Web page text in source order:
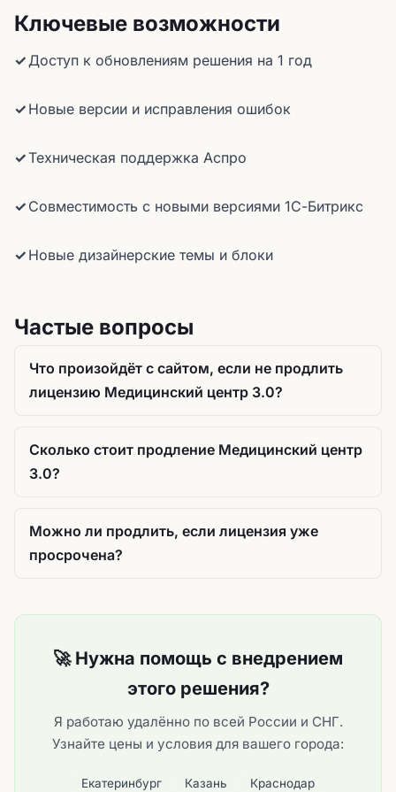
Ключевые возможности
Доступ к обновлениям решения на 1 год
Новые версии и исправления ошибок
Техническая поддержка Аспро
Совместимость с новыми версиями 1С-Битрикс
Новые дизайнерские темы и блоки
Частые вопросы
Что произойдёт с сайтом, если не продлить
лицензию Медицинский центр 3.0?
Сколько стоит продление Медицинский центр
3.0?
Можно ли продлить, если лицензия уже
просрочена?
🚀 Нужна помощь с внедрением
этого решения?
Я работаю удалённо по всей России и СНГ.
Узнайте цены и условия для вашего города:
Екатеринбург Казань Краснодар